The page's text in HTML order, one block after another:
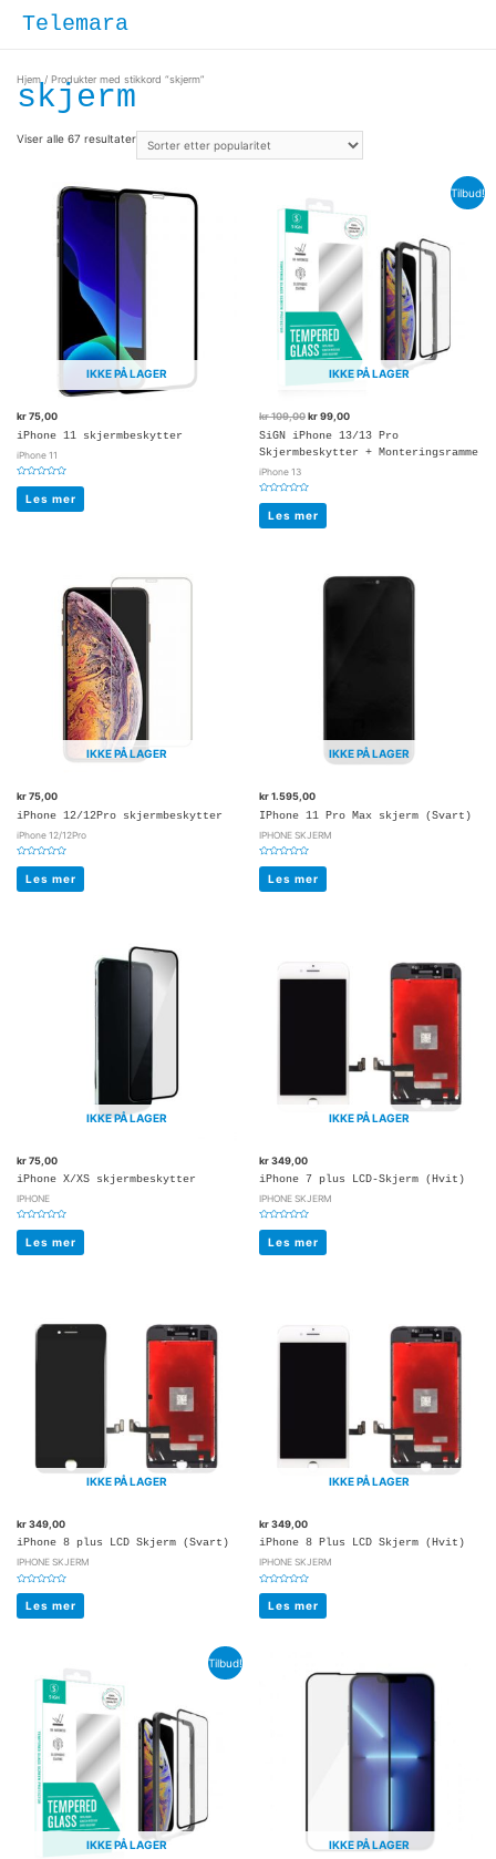
Telemara
Hjem/ Produkter med stikkord “skjerm”
skjerm
Viser alle 67 resultater
IKKE PÅ LAGER
kr75,00
iPhone 11 skjermbeskytter
iPhone 11
av
5
Les mer
Tilbud!
IKKE PÅ LAGER
kr109,00kr99,00
SiGN iPhone 13/13 Pro
Skjermbeskytter + Monteringsramme
iPhone 13
av
5
Les mer
IKKE PÅ LAGER
kr75,00
iPhone 12/12Pro skjermbeskytter
iPhone 12/12Pro
Vurdert
av
5
Les mer
IKKE PÅ LAGER
kr1.595,00
IPhone 11 Pro Max skjerm (Svart)
IPHONE SKJERM
Vurdert
av
5
Les mer
IKKE PÅ LAGER
kr75,00
iPhone X/XS skjermbeskytter
IPHONE
Vurdert
av
5
Les mer
IKKE PÅ LAGER
kr349,00
iPhone 7 plus LCD-Skjerm (Hvit)
IPHONE SKJERM
Vurdert
av
5
Les mer
IKKE PÅ LAGER
kr349,00
iPhone 8 plus LCD Skjerm (Svart)
IPHONE SKJERM
Vurdert
av
5
Les mer
IKKE PÅ LAGER
kr349,00
iPhone 8 Plus LCD Skjerm (Hvit)
IPHONE SKJERM
Vurdert
av
5
Les mer
Tilbud!
IKKE PÅ LAGER IKKE PÅ LAGER